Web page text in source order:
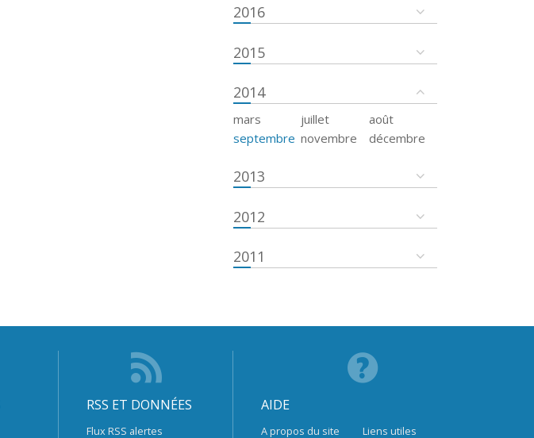
2016
2015
2014
mars juillet
août
septembre novembre décembre
2013
2012
2011
RSS ET DONNÉES
Flux RSS alertes
AIDE
A propos du site Liens utiles